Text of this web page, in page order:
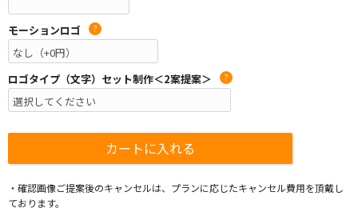
モーションロゴ ?
ロゴタイプ（文字）セット制作＜2案提案＞ ?
・確認画像ご提案後のキャンセルは、プランに応じたキャンセル費用を頂戴し
ております。